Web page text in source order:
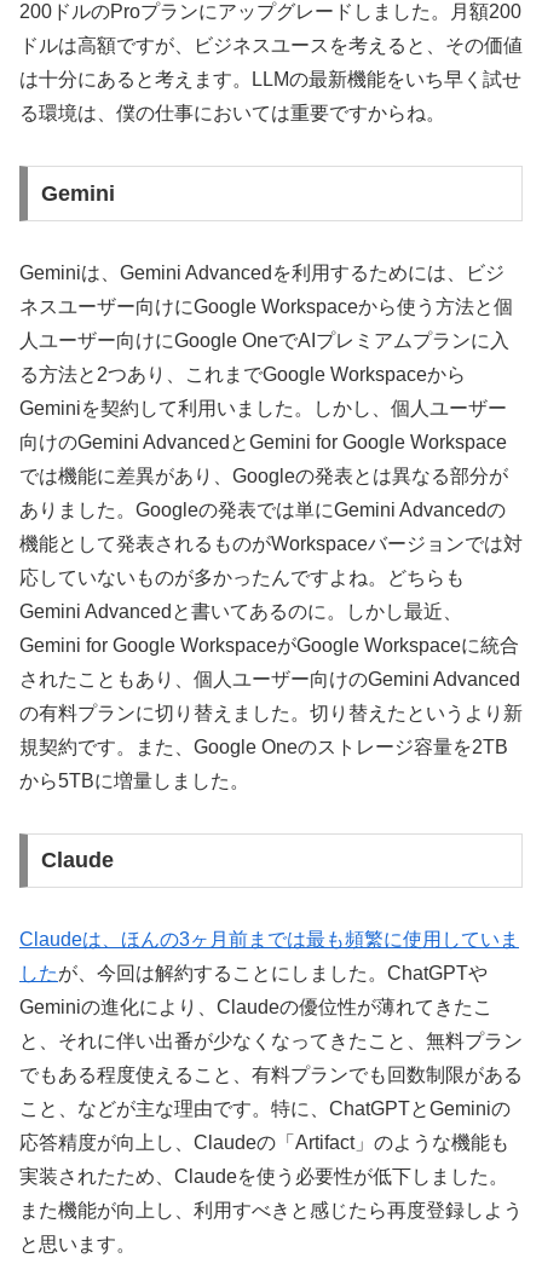
200ドルのProプランにアップグレードしました。月額200
ドルは高額ですが、ビジネスユースを考えると、その価値
は十分にあると考えます。LLMの最新機能をいち早く試せ
る環境は、僕の仕事においては重要ですからね。
Gemini
Geminiは、Gemini Advancedを利用するためには、ビジ
ネスユーザー向けにGoogle Workspaceから使う方法と個
人ユーザー向けにGoogle OneでAIプレミアムプランに入
る方法と2つあり、これまでGoogle Workspaceから
Geminiを契約して利用いました。しかし、個人ユーザー
向けのGemini AdvancedとGemini for Google Workspace
では機能に差異があり、Googleの発表とは異なる部分が
ありました。Googleの発表では単にGemini Advancedの
機能として発表されるものがWorkspaceバージョンでは対
応していないものが多かったんですよね。どちらも
Gemini Advancedと書いてあるのに。しかし最近、
Gemini for Google WorkspaceがGoogle Workspaceに統合
されたこともあり、個人ユーザー向けのGemini Advanced
の有料プランに切り替えました。切り替えたというより新
規契約です。また、Google Oneのストレージ容量を2TB
から5TBに増量しました。
Claude
Claudeは、ほんの3ヶ月前までは最も頻繁に使用していま
したが、今回は解約することにしました。ChatGPTや
Geminiの進化により、Claudeの優位性が薄れてきたこ
と、それに伴い出番が少なくなってきたこと、無料プラン
でもある程度使えること、有料プランでも回数制限がある
こと、などが主な理由です。特に、ChatGPTとGeminiの
応答精度が向上し、Claudeの「Artifact」のような機能も
実装されたため、Claudeを使う必要性が低下しました。
また機能が向上し、利用すべきと感じたら再度登録しよう
と思います。